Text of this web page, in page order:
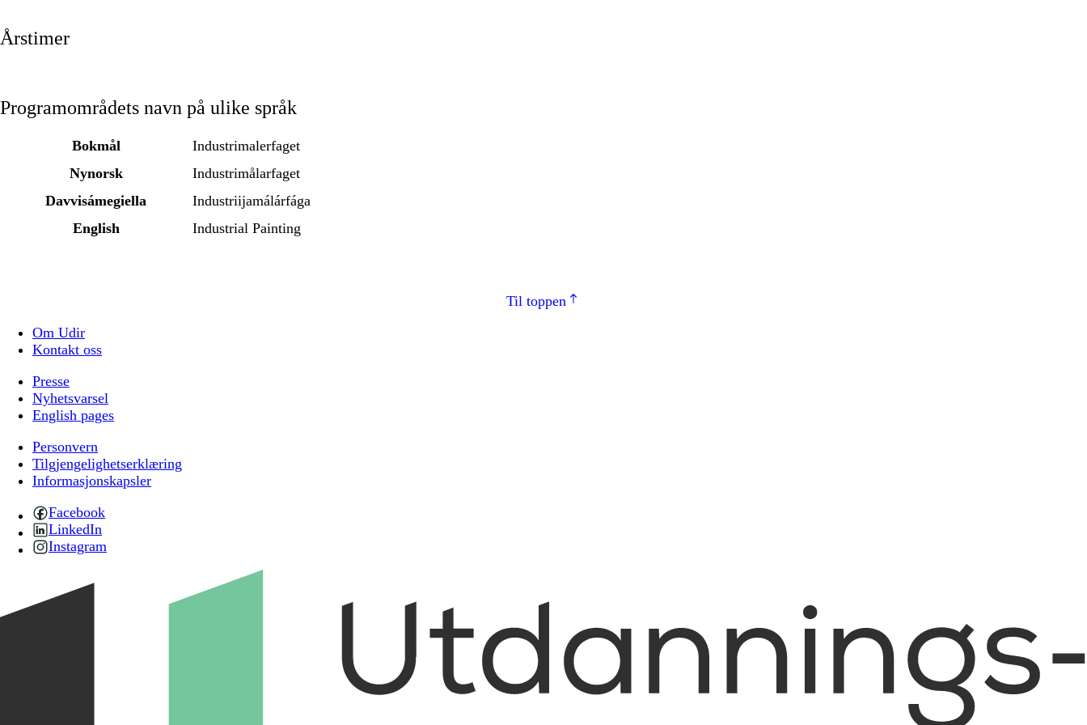
Årstimer
Programområdets navn på ulike språk
Bokmål
Industrimalerfaget
Nynorsk
Industrimålarfaget
Davvisámegiella
Industriijamálárfága
English
Industrial Painting
Til toppen
Om Udir
Kontakt oss
Presse
Nyhetsvarsel
English pages
Personvern
Tilgjengelighetserklæring
Informasjonskapsler
Facebook
LinkedIn
Instagram